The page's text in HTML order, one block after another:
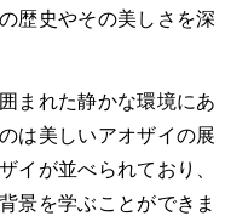
歴史やその美しさを深
まれた静かな環境にあ
は美しいアオザイの展
イが並べられており、
景を学ぶことができま